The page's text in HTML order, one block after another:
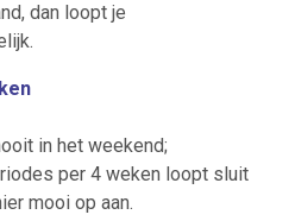
dan loopt je
in het weekend;
per 4 weken loopt sluit
mooi op aan.
direct in